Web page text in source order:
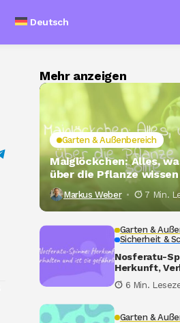
Deutsch
Mehr anzeigen
Garten & Außenbereich
Maiglöckchen: Alles,
über die Pflanze
Markus Weber 7 Min.
Garten &
Sicherheit &
Nosferatu-
Herkunft,
sie
6 Min.
Garten &